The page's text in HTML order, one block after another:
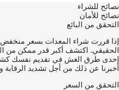
نصائح للشراء
نصائح للأمان
التحقق من البائع
إذا قررت شراء المعدات بسعر منخفض،
الحقيقي. اكتشف أكبر قدر ممكن من
إحدى طرق الغش في تقديم نفسك
أخبرنا عن ذلك من أجل تشديد الرقابة
التحقق من السعر